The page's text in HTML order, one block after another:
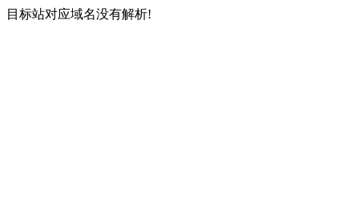
目标站对应域名没有解析!